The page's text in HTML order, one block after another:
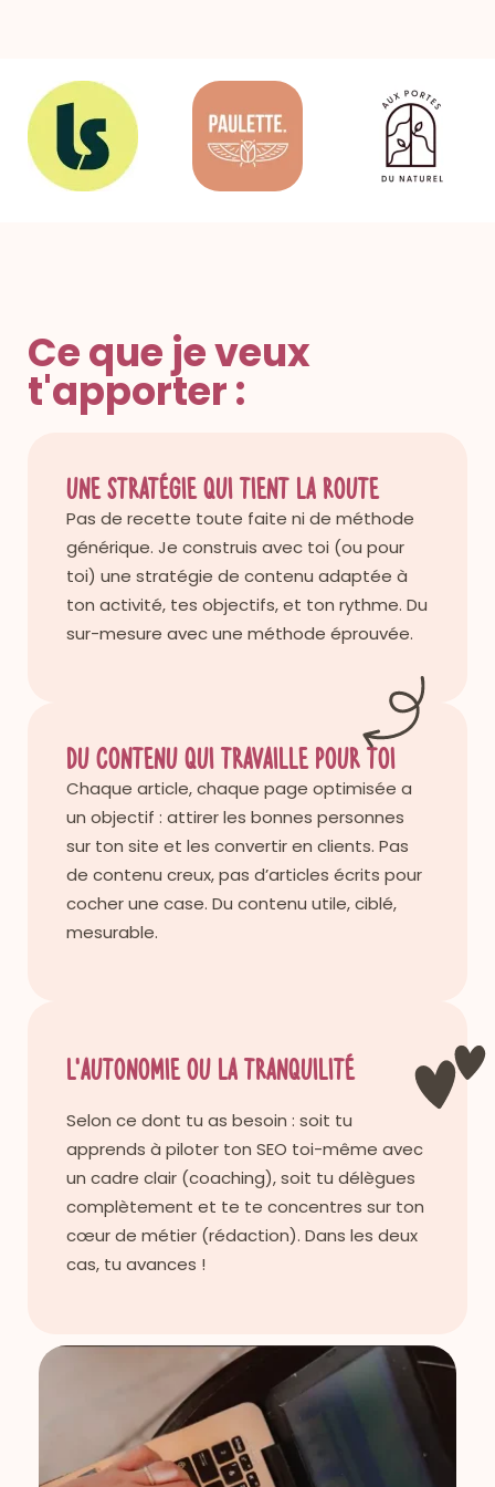
Ce que je veux
t'apporter :
Une stratégie qui tient la route
Pas de recette toute faite ni de méthode
générique. Je construis avec toi (ou pour
toi) une stratégie de contenu adaptée à
ton activité, tes objectifs, et ton rythme. Du
sur-mesure avec une méthode éprouvée.
Du contenu qui travaille pour toi
Chaque article, chaque page optimisée a
un objectif : attirer les bonnes personnes
sur ton site et les convertir en clients. Pas
de contenu creux, pas d’articles écrits pour
cocher une case. Du contenu utile, ciblé,
mesurable.
l'autonomie ou la tranquilité
Selon ce dont tu as besoin : soit tu
apprends à piloter ton SEO toi-même avec
un cadre clair (coaching), soit tu délègues
complètement et te te concentres sur ton
cœur de métier (rédaction). Dans les deux
cas, tu avances !